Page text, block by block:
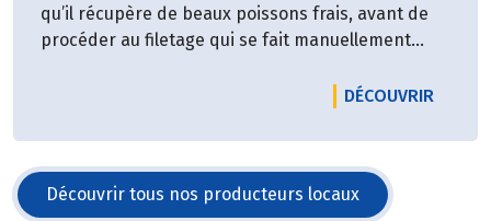
qu’il récupère de beaux poissons frais, avant de
procéder au filetage qui se fait manuellement
salage est fait au sel naturel de Guérande et le
DÉCOUVRIR
Découvrir tous nos producteurs locaux